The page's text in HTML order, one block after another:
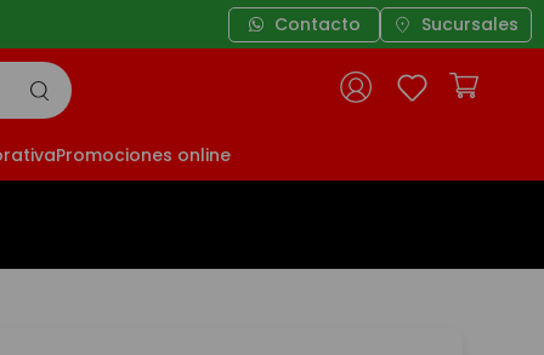
Envíos gratis a partir de
Contacto Sucursales
Promociones online